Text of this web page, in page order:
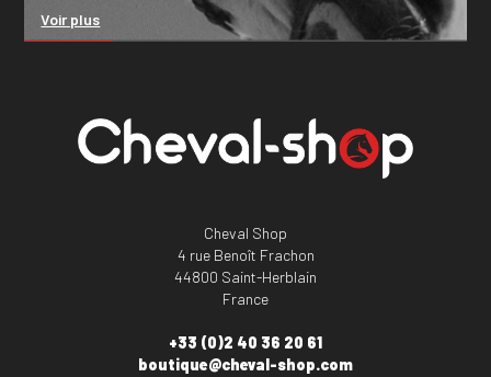
Voir plus
Cheval Shop
4 rue Benoît Frachon
44800 Saint-Herblain
France
+33 (0)2 40 36 20 61
boutique@cheval-shop.com